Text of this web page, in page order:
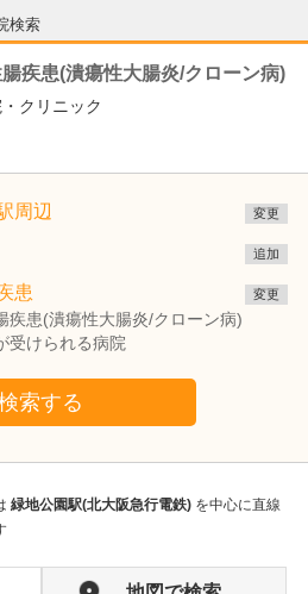
検索
疾患(潰瘍性大腸炎/クローン病)
クリニック
周辺 変更
追加
患
疾患(潰瘍性大腸炎/クローン病)
受けられる病院
変更
索する
緑地公園駅(北大阪急行電鉄) を中心に直線